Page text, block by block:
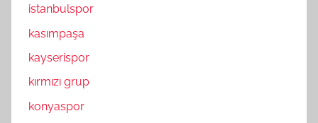
istanbulspor
kasımpaşa
kayserispor
kırmızı grup
konyaspor